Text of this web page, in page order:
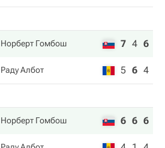
Норберт Гомбош 7 4 6
Раду Албот 5 6 4
Норберт Гомбош 6 6 6